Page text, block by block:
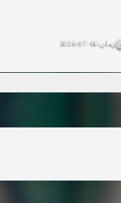
04-2025
زمان:11-11-2024